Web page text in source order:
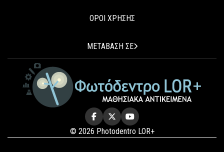
ΟΡΟΙ ΧΡΗΣΗΣ
ΜΕΤΑΒΑΣΗ ΣΕ
© 2026 Photodentro LOR+